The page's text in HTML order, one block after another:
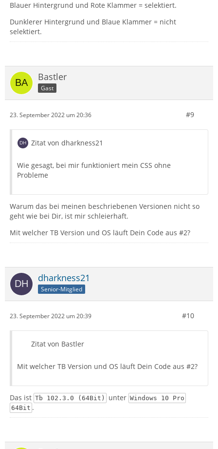
Blauer Hintergrund und Rote Klammer = selektiert.
Dunklerer Hintergrund und Blaue Klammer = nicht
selektiert.
Bastler
Gast
23. September 2022 um 20:36 #9
Zitat von dharkness21
Wie gesagt, bei mir funktioniert mein CSS ohne
Probleme
Warum das bei meinen beschriebenen Versionen nicht so
geht wie bei Dir, ist mir schleierhaft.
Mit welcher TB Version und OS läuft Dein Code aus #2?
dharkness21
Senior-Mitglied
23. September 2022 um 20:39 #10
Zitat von Bastler
Mit welcher TB Version und OS läuft Dein Code aus #2?
Das ist Tb 102.3.0 (64Bit) unter Windows 10 Pro
64Bit .